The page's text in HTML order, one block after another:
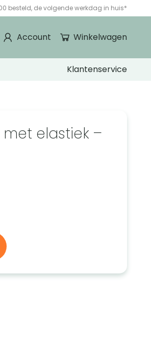
besteld, de volgende werkdag in huis*
Winkelwagen
Account
Klantenservice
met elastiek –